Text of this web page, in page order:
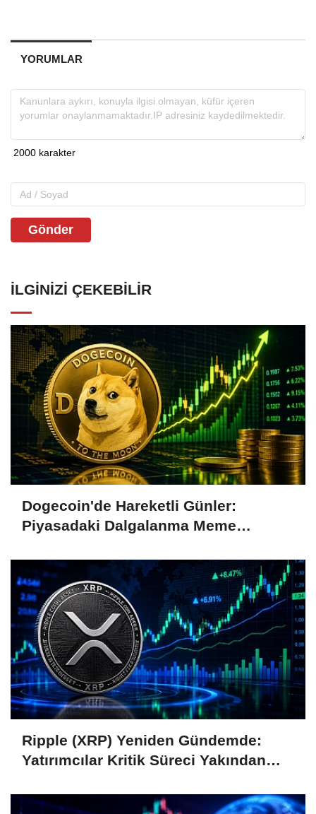
YORUMLAR
Gönder
İLGINIZI ÇEKEBILIR
Dogecoin'de Hareketli Günler:
Piyasadaki Dalgalanma Meme
Ripple (XRP) Yeniden Gündemde:
Yatırımcılar Kritik Süreci Yakından